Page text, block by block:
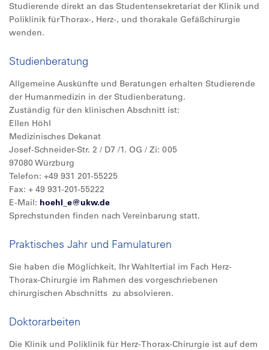
Studierende direkt an das Studentensekretariat der Klinik und
Poliklinik für Thorax-, Herz-, und thorakale Gefäßchirurgie
wenden.
Studienberatung
Allgemeine Auskünfte und Beratungen erhalten Studierende
der Humanmedizin in der Studienberatung.
Zuständig für den klinischen Abschnitt ist:
Ellen Höhl
Medizinisches Dekanat
Josef-Schneider-Str. 2 / D7 /1. OG / Zi: 005
97080 Würzburg
Telefon: +49 931 201-55225
Fax: + 49 931-201-55222
E-Mail: hoehl_e@ukw.de
Sprechstunden finden nach Vereinbarung statt.
Praktisches Jahr und Famulaturen
Sie haben die Möglichkeit, Ihr Wahltertial im Fach Herz-
Thorax-Chirurgie im Rahmen des vorgeschriebenen
chirurgischen Abschnitts zu absolvieren.
Doktorarbeiten
Die Klinik und Poliklinik für Herz-Thorax-Chirurgie ist auf dem